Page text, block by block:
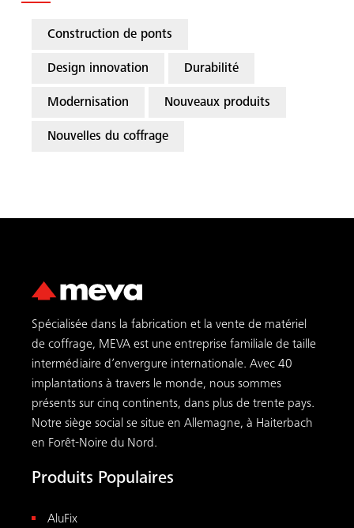
Construction de ponts
Design innovation Durabilité
Modernisation Nouveaux produits
Nouvelles du coffrage
Spécialisée dans la fabrication et la vente de matériel
de coffrage, MEVA est une entreprise familiale de taille
intermédiaire d’envergure internationale. Avec 40
implantations à travers le monde, nous sommes
présents sur cinq continents, dans plus de trente pays.
Notre siège social se situe en Allemagne, à Haiterbach
en Forêt-Noire du Nord.
Produits Populaires
AluFix